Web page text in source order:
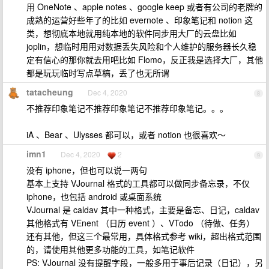
用 OneNote 、apple notes 、google keep 或者有公司的老牌的
成熟的运营好些年了的比如 evernote 、印象笔记和 notion 这
类，想彻底本地就用纯本地的软件同步用大厂的云盘比如
joplin，想临时用用对数据丢失风险和个人维护的服务器长久稳
定有信心的那你就去用吧比如 Flomo，反正我是选择大厂，其他
都是玩玩临时写点草稿，丢了也无所谓
8
tatacheung Dec 4, 2020
不推荐印象笔记不推荐印象笔记不推荐印象笔记。。。
iA 、Bear 、Ulysses 都可以，或者 notion 也很喜欢～
9
imn1 Dec 4, 2020 2
没有 iphone，但也可以说一两句
基本上支持 VJournal 格式的工具都可以做同步备忘录，不仅
iphone，也包括 android 或桌面系统
VJournal 是 caldav 其中一种格式，主要是备忘、日记，caldav
其他格式有 VEnent （日历 event ）、VTodo （待做、任务）
还有其他，但这三个最常用，具体格式参考 wiki，超出格式范围
的，请使用其他更多功能的工具，如笔记软件
PS: VJournal 没有提醒字段，一般多用于事后记录（日记），另